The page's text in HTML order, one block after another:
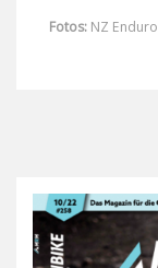
Fotos: NZ Enduro